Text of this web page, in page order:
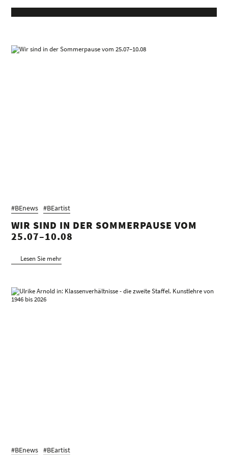
#BEnews #BEartist
WIR SIND IN DER SOMMERPAUSE VOM
25.07–10.08
Lesen Sie mehr
#BEnews #BEartist